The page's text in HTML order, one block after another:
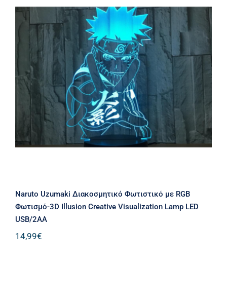
Naruto Uzumaki Διακοσμητικό
Φωτιστικό με RGB Φωτισμό-3D
Illusion Creative Visualization Lamp
LED USB/2AA
Naruto Uzumaki Διακοσμητικό Φωτιστικό με RGB
Φωτισμό-3D Illusion Creative Visualization Lamp LED
USB/2AA
14,99€